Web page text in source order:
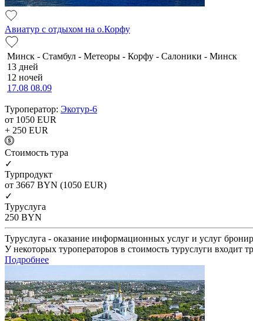
Авиатур с отдыхом на о.Корфу
Минск - Стамбул - Метеоры - Корфу - Салоники - Минск
13 дней
12 ночей
17.08 08.09
Туроператор: Экотур-6
от 1050 EUR
+ 250 EUR
Cтоимость тура
✓
Турпродукт
от 3667 BYN (1050 EUR)
✓
Туруслуга
250 BYN
Туруслуга - оказание информационных услуг и услуг
У некоторых туроператоров в стоимость туруслуги входит
Подробнее